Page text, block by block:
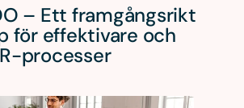
– Ett framgångsrikt
för effektivare och
processer